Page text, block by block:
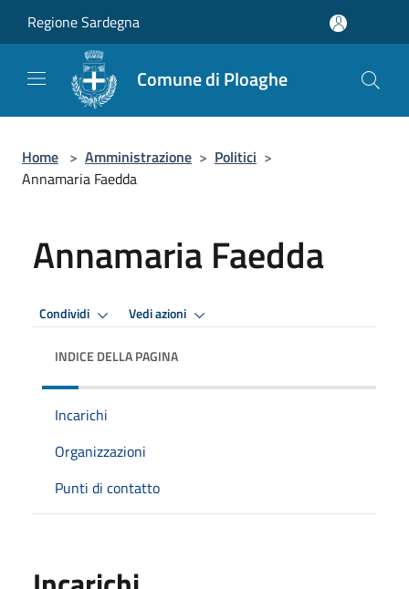
Regione Sardegna
Comune di Ploaghe
Home > Amministrazione > Politici >
Annamaria Faedda
Annamaria Faedda
Condividi Vedi azioni
INDICE DELLA PAGINA
Incarichi
Organizzazioni
Punti di contatto